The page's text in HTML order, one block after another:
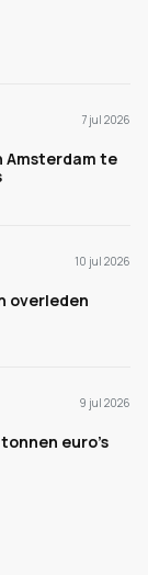
7 jul 2026
Amsterdam te
10 jul 2026
overleden
9 jul 2026
euro's